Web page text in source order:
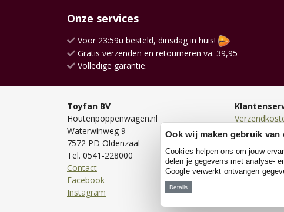
Onze services
Voor 23:59u besteld, dinsdag in huis!
Gratis verzenden en retourneren va. 39,95
Volledige garantie.
Toyfan BV
Houtenpoppenwagen.nl
Waterwinweg 9
7572 PD Oldenzaal
Tel. 0541-228000
Contact
Facebook
Instagram
Bezorgen
Betalen
Retourneren
Ook wij maken gebruik van
Cookies helpen ons om jouw
delen je gegevens met analyse-
Google verwerkt ontvangen
Details